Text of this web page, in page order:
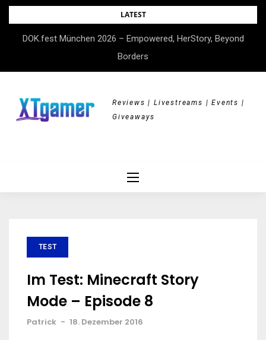
Skip
content
LATEST
DOK.fest München 2026 – Empowered, HerStory, Beyond
Borders
Reviews | Livestreams | Events |
Giveaways
TEST
Im Test: Minecraft Story
Mode – Episode 8
Patrick - 18. Dezember 2016